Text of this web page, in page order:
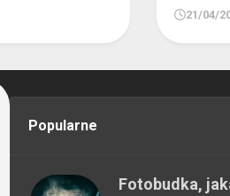
21/04/
Popularne
Fotobudka,